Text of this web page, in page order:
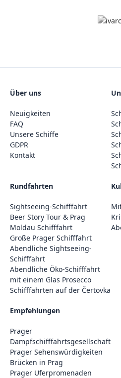
Über uns
Neuigkeiten
FAQ
Unsere Schiffe
GDPR
Kontakt
Rundfahrten
Sightseeing-Schifffahrt
Beer Story Tour & Prag
Moldau Schifffahrt
Große Prager Schifffahrt
Abendliche Sightseeing-
Schifffahrt
Abendliche Öko-Schifffahrt
mit einem Glas Prosecco
Schifffahrten auf der Čertovka
Empfehlungen
Prager
Dampfschifffahrtsgesellschaft
Prager Sehenswürdigkeiten
Brücken in Prag
Prager Uferpromenaden